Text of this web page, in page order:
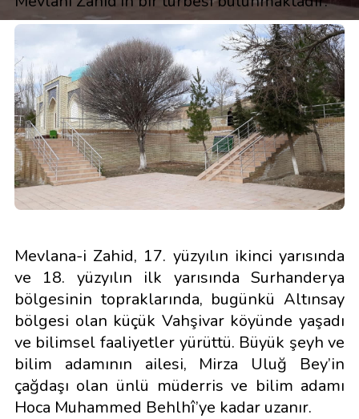
Mevlana-i Zahid, 17. yüzyılın ikinci yarısında
ve 18. yüzyılın ilk yarısında Surhanderya
bölgesinin topraklarında, bugünkü Altınsay
bölgesi olan küçük Vahşivar köyünde yaşadı
ve bilimsel faaliyetler yürüttü. Büyük şeyh ve
bilim adamının ailesi, Mirza Uluğ Bey’in
çağdaşı olan ünlü müderris ve bilim adamı
Hoca Muhammed Behlhî’ye kadar uzanır.